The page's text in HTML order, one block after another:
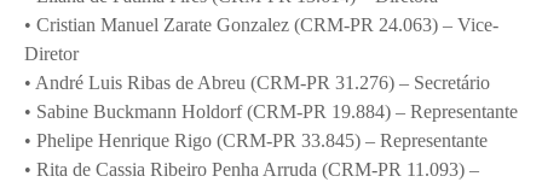
• Cristian Manuel Zarate Gonzalez (CRM-PR 24.063) – Vice-
Diretor
• André Luis Ribas de Abreu (CRM-PR 31.276) – Secretário
• Sabine Buckmann Holdorf (CRM-PR 19.884) – Representante
• Phelipe Henrique Rigo (CRM-PR 33.845) – Representante
• Rita de Cassia Ribeiro Penha Arruda (CRM-PR 11.093) –